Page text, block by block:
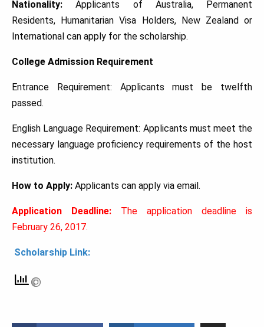
Nationality: Applicants of Australia, Permanent
Residents, Humanitarian Visa Holders, New Zealand or
International can apply for the scholarship.
College Admission Requirement
Entrance Requirement: Applicants must be twelfth
passed.
English Language Requirement: Applicants must meet the
necessary language proficiency requirements of the host
institution.
How to Apply: Applicants can apply via email.
Application Deadline: The application deadline is
February 26, 2017.
Scholarship Link: